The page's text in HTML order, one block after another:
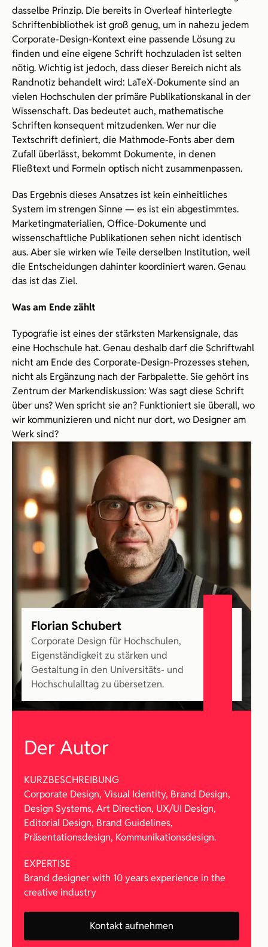
dasselbe Prinzip. Die bereits in Overleaf hinterlegte
Schriftenbibliothek ist groß genug, um in nahezu jedem
Corporate-Design-Kontext eine passende Lösung zu
finden und eine eigene Schrift hochzuladen ist selten
nötig. Wichtig ist jedoch, dass dieser Bereich nicht als
Randnotiz behandelt wird: LaTeX-Dokumente sind an
vielen Hochschulen der primäre Publikationskanal in der
Wissenschaft. Das bedeutet auch, mathematische
Schriften konsequent mitzudenken. Wer nur die
Textschrift definiert, die Mathmode-Fonts aber dem
Zufall überlässt, bekommt Dokumente, in denen
Fließtext und Formeln optisch nicht zusammenpassen.
Das Ergebnis dieses Ansatzes ist kein einheitliches
System im strengen Sinne — es ist ein abgestimmtes.
Marketingmaterialien, Office-Dokumente und
wissenschaftliche Publikationen sehen nicht identisch
aus. Aber sie wirken wie Teile derselben Institution, weil
die Entscheidungen dahinter koordiniert waren. Genau
das ist das Ziel.
Was am Ende zählt
Typografie ist eines der stärksten Markensignale, das
eine Hochschule hat. Genau deshalb darf die Schriftwahl
nicht am Ende des Corporate-Design-Prozesses stehen,
nicht als Ergänzung nach der Farbpalette. Sie gehört ins
Zentrum der Markendiskussion: Was sagt diese Schrift
über uns? Wen spricht sie an? Funktioniert sie überall, wo
wir kommunizieren und nicht nur dort, wo Designer am
Werk sind?
Florian Schubert
Corporate Design für Hochschulen,
Eigenständigkeit zu stärken und
Gestaltung in den Universitäts- und
Hochschulalltag zu übersetzen.
Der Autor
KURZBESCHREIBUNG
Corporate Design, Visual Identity, Brand Design,
Design Systems, Art Direction, UX/UI Design,
Editorial Design, Brand Guidelines,
Präsentationsdesign, Kommunikationsdesign.
EXPERTISE
Brand designer with 10 years experience in the
creative industry
Kontakt aufnehmen